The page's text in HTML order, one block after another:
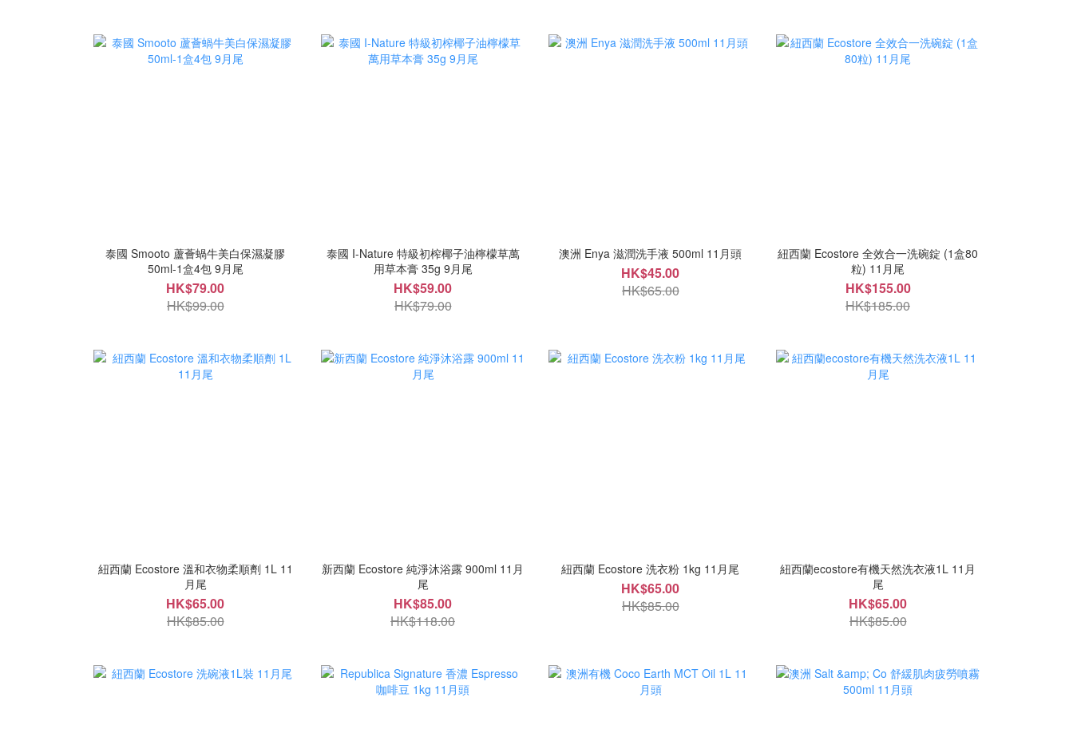
泰國 Smooto 蘆薈蝸牛美白保濕凝膠
50ml-1盒4包 9月尾
HK$79.00
HK$99.00
泰國 I-Nature 特級初榨椰子油檸檬草萬
用草本膏 35g 9月尾
HK$59.00
HK$79.00
澳洲 Enya 滋潤洗手液 500ml 11月頭
HK$45.00
HK$65.00
紐西蘭 Ecostore 全效合一洗碗錠 (1盒80
粒) 11月尾
HK$155.00
HK$185.00
紐西蘭 Ecostore 溫和衣物柔順劑 1L 11
月尾
HK$65.00
HK$85.00
新西蘭 Ecostore 純淨沐浴露 900ml 11月
尾
HK$85.00
HK$118.00
紐西蘭 Ecostore 洗衣粉 1kg 11月尾
HK$65.00
HK$85.00
紐西蘭ecostore有機天然洗衣液1L 11月
尾
HK$65.00
HK$85.00